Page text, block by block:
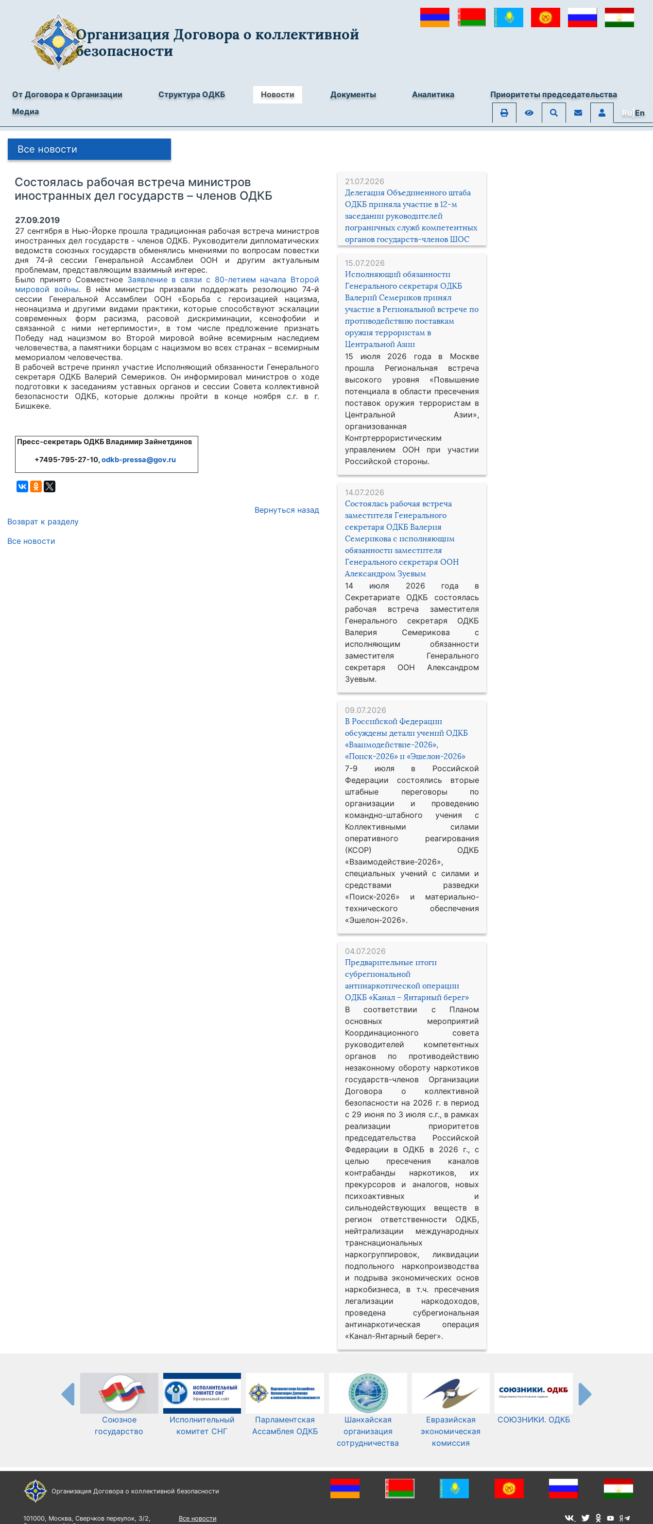
Организация Договора о коллективной
безопасности
От Договора к Организации Структура ОДКБ Новости Документы Аналитика
Приоритеты председательства
Медиа
Ru|En
Все новости
21.07.2026
Делегация Объединенного штаба
ОДКБ приняла участие в 12-м
заседании руководителей
пограничных служб компетентных
органов государств-членов ШОС
15.07.2026
Исполняющий обязанности
Генерального секретаря ОДКБ
Валерий Семериков принял
участие в Региональной встрече по
противодействию поставкам
оружия террористам в
Центральной Азии
15 июля 2026 года в Москве
прошла Региональная встреча
высокого уровня «Повышение
потенциала в области пресечения
поставок оружия террористам в
Центральной Азии»,
организованная
Контртеррористическим
управлением ООН при участии
Российской стороны.
14.07.2026
Состоялась рабочая встреча
заместителя Генерального
секретаря ОДКБ Валерия
Семерикова с исполняющим
обязанности заместителя
Генерального секретаря ООН
Александром Зуевым
14 июля 2026 года в
Секретариате ОДКБ состоялась
рабочая встреча заместителя
Генерального секретаря ОДКБ
Валерия Семерикова с
исполняющим обязанности
заместителя Генерального
секретаря ООН Александром
Зуевым.
09.07.2026
В Российской Федерации
обсуждены детали учений ОДКБ
«Взаимодействие-2026»,
«Поиск-2026» и «Эшелон-2026»
7-9 июля в Российской
Федерации состоялись вторые
штабные переговоры по
организации и проведению
командно-штабного учения с
Коллективными силами
оперативного реагирования
(КСОР) ОДКБ
«Взаимодействие-2026»,
специальных учений с силами и
средствами разведки
«Поиск-2026» и материально-
технического обеспечения
«Эшелон-2026».
04.07.2026
Предварительные итоги
субрегиональной
антинаркотической операции
ОДКБ «Канал – Янтарный берег»
В соответствии с Планом
основных мероприятий
Координационного совета
руководителей компетентных
органов по противодействию
незаконному обороту наркотиков
государств-членов Организации
Договора о коллективной
безопасности на 2026 г. в период
с 29 июня по 3 июля с.г., в рамках
реализации приоритетов
председательства Российской
Федерации в ОДКБ в 2026 г., с
целью пресечения каналов
контрабанды наркотиков, их
прекурсоров и аналогов, новых
психоактивных и
сильнодействующих веществ в
регион ответственности ОДКБ,
нейтрализации международных
транснациональных
наркогруппировок, ликвидации
подпольного наркопроизводства
и подрыва экономических основ
наркобизнеса, в т.ч. пресечения
легализации наркодоходов,
проведена субрегиональная
антинаркотическая операция
«Канал-Янтарный берег».
Состоялась рабочая встреча министров
иностранных дел государств – членов ОДКБ
27.09.2019
27 сентября в Нью-Йорке прошла традиционная рабочая встреча министров
иностранных дел государств - членов ОДКБ. Руководители дипломатических
ведомств союзных государств обменялись мнениями по вопросам повестки
дня 74-й сессии Генеральной Ассамблеи ООН и другим актуальным
проблемам, представляющим взаимный интерес.
Было принято Совместное Заявление в связи с 80-летием начала Второй
мировой войны. В нём министры призвали поддержать резолюцию 74-й
сессии Генеральной Ассамблеи ООН «Борьба с героизацией нацизма,
неонацизма и другими видами практики, которые способствуют эскалации
современных форм расизма, расовой дискриминации, ксенофобии и
связанной с ними нетерпимости», в том числе предложение признать
Победу над нацизмом во Второй мировой войне всемирным наследием
человечества, а памятники борцам с нацизмом во всех странах – всемирным
мемориалом человечества.
В рабочей встрече принял участие Исполняющий обязанности Генерального
секретаря ОДКБ Валерий Семериков. Он информировал министров о ходе
подготовки к заседаниям уставных органов и сессии Совета коллективной
безопасности ОДКБ, которые должны пройти в конце ноября с.г. в г.
Бишкеке.
Пресс-секретарь ОДКБ Владимир Зайнетдинов
+7495-795-27-10,odkb-pressa@gov.ru
Вернуться назад
Возврат к разделу
Все новости
Союзное
государство
Исполнительный
комитет СНГ
Парламентская
Ассамблея ОДКБ
Шанхайская
организация
сотрудничества
Евразийская
экономическая
комиссия
СОЮЗНИКИ. ОДКБ
Организация Договора о коллективной безопасности
101000, Москва, Сверчков переулок, 3/2,
Все новости